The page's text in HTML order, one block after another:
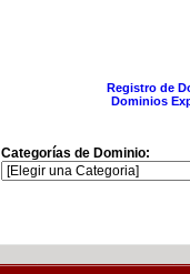
Registro de
Dominios
Categorías de Dominio: